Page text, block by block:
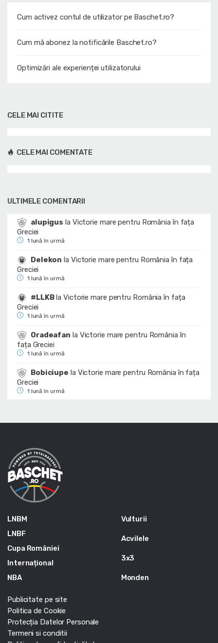
Cum activez contul de utilizator pe Baschet.ro?
Cum mă abonez la notificările Baschet.ro?
Optimizări ale experienței utilizatorului
CELE MAI CITITE
CELE MAI COMENTATE
ULTIMELE COMENTARII
alupigus la Victorie mare pentru România în fața
Greciei
1 lună în urmă
Delekon la Victorie mare pentru România în fața
Greciei
1 lună în urmă
#LLKBlaVictorie mare pentru România în fața
Greciei
1 lună în urmă
Oradeafan la Victorie mare pentru România în
fața Greciei
1 lună în urmă
Bobiciupe la Victorie mare pentru România în fața
Greciei
1 lună în urmă
LNBM
LNBF
Cupa României
Internațional
NBA
Vulturii
Acvilele
3x3
Monden
Publicitate pe site
Politica de Cookie
Protecția Datelor Personale
Termeni si conditii